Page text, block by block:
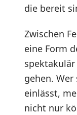
die bereit
Zwischen
eine Form
gehen. Wer
einlässt,
nicht nur